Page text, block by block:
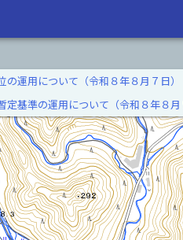
運用について（令和８年８月７日）
基準の運用について（令和８年８月